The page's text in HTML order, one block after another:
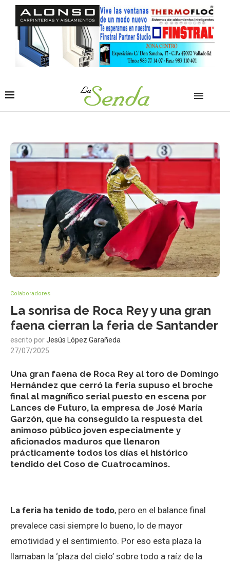
Colaboradores
La sonrisa de Roca Rey y una gran
faena cierran la feria de Santander
escrito porJesús López Garañeda
27/07/2025
Una gran faena de Roca Rey al toro de Domingo
Hernández que cerró la feria supuso el broche
final al magnífico serial puesto en escena por
Lances de Futuro, la empresa de José María
Garzón, que ha conseguido la respuesta del
animoso público joven especialmente y
aficionados maduros que llenaron
prácticamente todos los días el histórico
tendido del Coso de Cuatrocaminos.
La feria ha tenido de todo, pero en el balance final
prevalece casi siempre lo bueno, lo de mayor
emotividad y el sentimiento. Por eso esta plaza la
llamaban la ‘plaza del cielo’ sobre todo a raíz de la